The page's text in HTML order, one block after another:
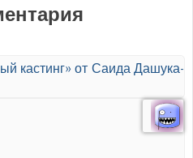
кастинг» от Саида Дашука-